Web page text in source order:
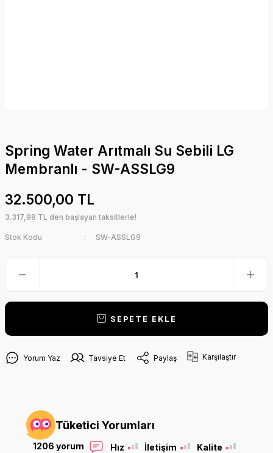
Spring Water Arıtmalı Su Sebili LG
Membranlı - SW-ASSLG9
32.500,00 TL
3.317,98 TL den başlayan taksitlerle!
Stok Kodu SW-ASSLG9
SEPETE EKLE
Yorum Yaz Tavsiye Et Paylaş Karşılaştır
Tüketici Yorumları
1206 yorum Hız İletişim Kalite